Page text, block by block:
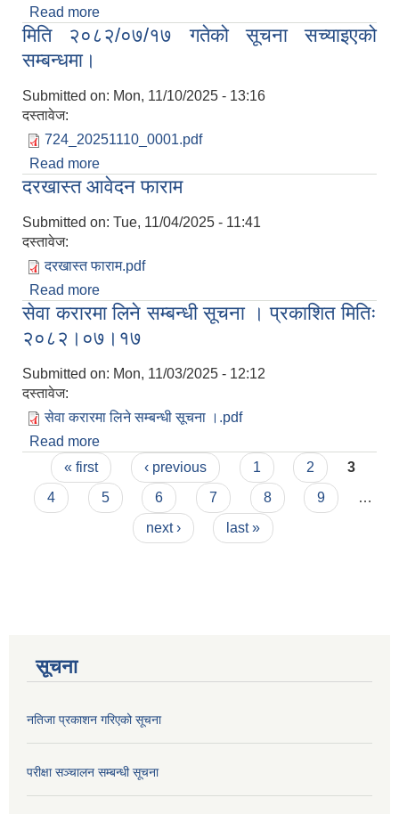
Read more
मिति २०८२/०७/१७ गतेको सूचना सच्याइएको
सम्बन्धमा।
Submitted on: Mon, 11/10/2025 - 13:16
दस्तावेज:
724_20251110_0001.pdf
Read more
सम्बन्धमा।
दरखास्त आवेदन फाराम
Submitted on: Tue, 11/04/2025 - 11:41
दस्तावेज:
दरखास्त फाराम.pdf
Read more
सेवा करारमा लिने सम्बन्धी सूचना । प्रकाशित मितिः
२०८२।०७।१७
Submitted on: Mon, 11/03/2025 - 12:12
दस्तावेज:
सेवा करारमा लिने सम्बन्धी सूचना ।.pdf
Read more
२०८२।०७।१७
Pages
« first ‹ previous 1 2
3
4
5 6 7 8 9
…
next ›
last »
सूचना
नतिजा प्रकाशन गरिएको सूचना
परीक्षा सञ्चालन सम्बन्धी सूचना